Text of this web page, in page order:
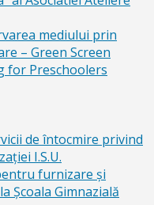
mediului prin
– Green Screen
for Preschoolers
de întocmire privind
I.S.U.
furnizare și
Școala Gimnazială